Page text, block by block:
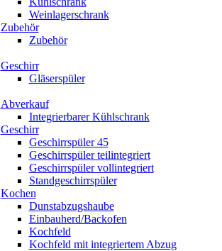
Weinlagerschrank
Zubehör
Zubehör
Geschirr
Gläserspüler
Abverkauf
Integrierbarer Kühlschrank
Geschirr
Geschirrspüler 45
Geschirrspüler teilintegriert
Geschirrspüler vollintegriert
Standgeschirrspüler
Kochen
Dunstabzugshaube
Einbauherd/Backofen
Kochfeld
Kochfeld mit integriertem Abzug